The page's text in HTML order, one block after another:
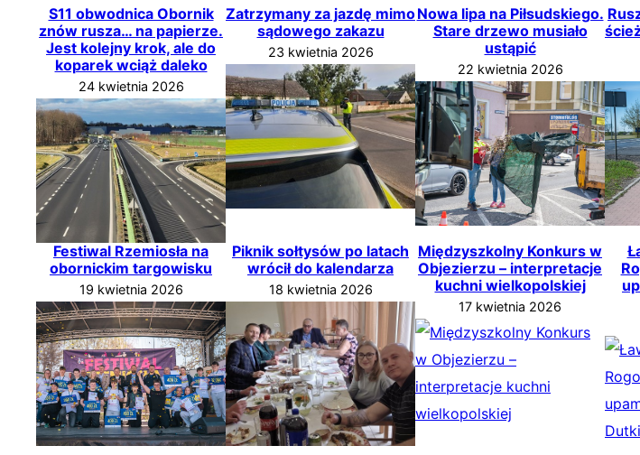
S11 obwodnica Obornik
znów rusza… na papierze.
Jest kolejny krok, ale do
koparek wciąż daleko
24 kwietnia 2026
Zatrzymany za jazdę mimo
sądowego zakazu
23 kwietnia 2026
Nowa lipa na Piłsudskiego.
Stare drzewo musiało
ustąpić
22 kwietnia 2026
Festiwal Rzemiosła na
obornickim targowisku
19 kwietnia 2026
Piknik sołtysów po latach
wrócił do kalendarza
18 kwietnia 2026
Międzyszkolny Konkurs w
Objezierzu – interpretacje
kuchni wielkopolskiej
17 kwietnia 2026